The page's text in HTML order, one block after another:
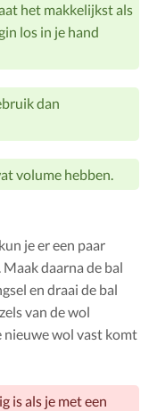
het makkelijkst als
los in je hand
dan
volume hebben.
je er een paar
daarna de bal
en draai de bal
van de wol
nieuwe wol vast komt
is als je met een